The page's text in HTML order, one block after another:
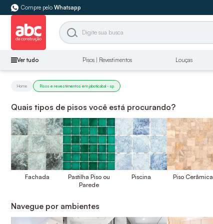
Compre pelo Whatsapp
Ver tudo Pisos | Revestimentos Louças
Home Pisos e revestimentos em jaboticabal - sp
Quais tipos de pisos você está procurando?
Fachada
Pastilha Piso ou
Parede
Piscina Piso Cerâmica
Navegue por ambientes